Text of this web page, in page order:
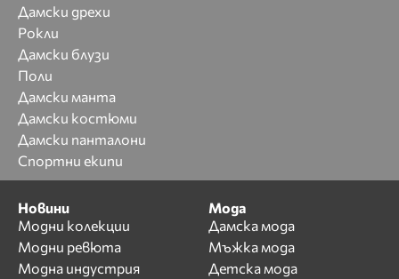
Дамски дрехи
Рокли
Дамски блузи
Поли
Дамски манта
Дамски костюми
Дамски панталони
Спортни екипи
Новини
Модни колекции
Модни ревюта
Модна индустрия
Мода
Дамска мода
Мъжка мода
Детска мода